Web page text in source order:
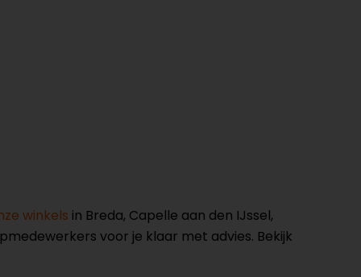
winkels in Breda, Capelle aan den IJssel,
voor je klaar met advies. Bekijk